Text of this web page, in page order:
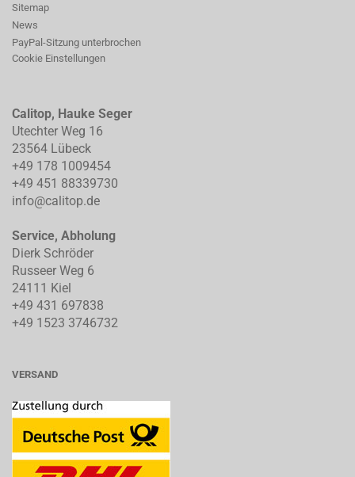
Sitemap
News
PayPal-Sitzung unterbrochen
Cookie Einstellungen
Calitop, Hauke Seger
Utechter Weg 16
23564 Lübeck
+49 178 1009454
+49 451 88339730
info@calitop.de
Service, Abholung
Dierk Schröder
Russeer Weg 6
24111 Kiel
+49 431 697838
+49 1523 3746732
VERSAND